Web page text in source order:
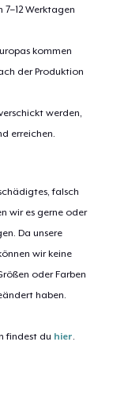
Werktagen
kommen
der Produktion
werden,
erreichen.
falsch
wir es gerne oder
Da unsere
wir keine
oder Farben
haben.
findest du hier.